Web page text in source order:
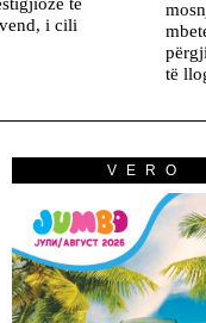
i cili
të
VERO